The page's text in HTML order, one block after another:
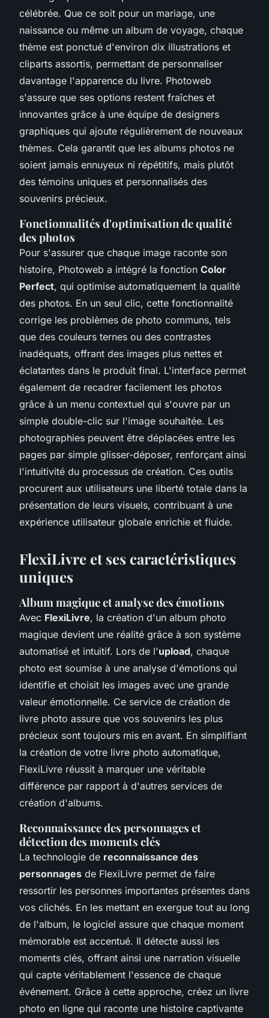
célébrée. Que ce soit pour un mariage, une
naissance ou même un album de voyage, chaque
thème est ponctué d'environ dix illustrations et
cliparts assortis, permettant de personnaliser
davantage l'apparence du livre. Photoweb
s'assure que ses options restent fraîches et
innovantes grâce à une équipe de designers
graphiques qui ajoute régulièrement de nouveaux
thèmes. Cela garantit que les albums photos ne
soient jamais ennuyeux ni répétitifs, mais plutôt
des témoins uniques et personnalisés des
souvenirs précieux.
Fonctionnalités d'optimisation de qualité
des photos
Pour s'assurer que chaque image raconte son
histoire, Photoweb a intégré la fonction Color
Perfect, qui optimise automatiquement la qualité
des photos. En un seul clic, cette fonctionnalité
corrige les problèmes de photo communs, tels
que des couleurs ternes ou des contrastes
inadéquats, offrant des images plus nettes et
éclatantes dans le produit final. L'interface permet
également de recadrer facilement les photos
grâce à un menu contextuel qui s'ouvre par un
simple double-clic sur l'image souhaitée. Les
photographies peuvent être déplacées entre les
pages par simple glisser-déposer, renforçant ainsi
l'intuitivité du processus de création. Ces outils
procurent aux utilisateurs une liberté totale dans la
présentation de leurs visuels, contribuant à une
expérience utilisateur globale enrichie et fluide.
FlexiLivre et ses caractéristiques
uniques
Album magique et analyse des émotions
Avec FlexiLivre, la création d'un album photo
magique devient une réalité grâce à son système
automatisé et intuitif. Lors de l'upload, chaque
photo est soumise à une analyse d'émotions qui
identifie et choisit les images avec une grande
valeur émotionnelle. Ce service de création de
livre photo assure que vos souvenirs les plus
précieux sont toujours mis en avant. En simplifiant
la création de votre livre photo automatique,
FlexiLivre réussit à marquer une véritable
différence par rapport à d'autres services de
création d'albums.
Reconnaissance des personnages et
détection des moments clés
La technologie de reconnaissance des
personnages de FlexiLivre permet de faire
ressortir les personnes importantes présentes dans
vos clichés. En les mettant en exergue tout au long
de l'album, le logiciel assure que chaque moment
mémorable est accentué. Il détecte aussi les
moments clés, offrant ainsi une narration visuelle
qui capte véritablement l'essence de chaque
événement. Grâce à cette approche, créez un livre
photo en ligne qui raconte une histoire captivante